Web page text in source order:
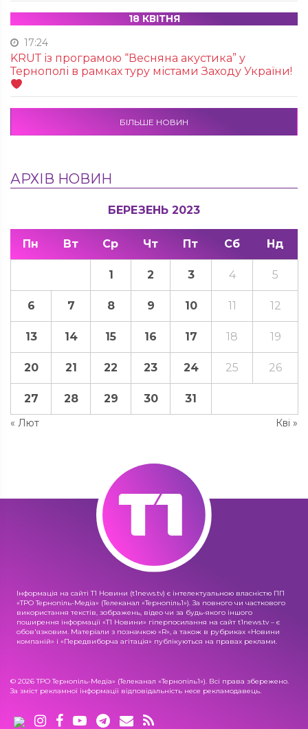
18 КВІТНЯ
17:24
KRUТ із програмою “Весняна акустика” у
Тернополі в рамках туру містами Заходу України!
БІЛЬШЕ НОВИН
АРХІВ НОВИН
БЕРЕЗЕНЬ 2023
Пн Вт Ср Чт Пт Сб Нд
« Лют Кві »
1 2 3 4 5
6 7 8 9 10 11 12
13 14 15 16 17 18 19
20 21 22 23 24 25 26
27 28 29 30 31
Інформація на сайті Т1 Новини (t1news.tv) є інтелектуальною власністю ПП
«ТРО Тернопіль-Медіа» (Телеканал «Тернопіль1»). За повного чи часткового
використання текстів, зображень, відео чи за будь-якого іншого
поширення інформації «Т1 Новини» гіперпосилання на сайт t1news.tv – є
обов'язковим. Матеріали з позначкою «R», а також в рубриках «Новини
компаній» і «Передвиборча агітація» публікуються на правах реклами.
© 2026 ТРО Тернопіль-Медіа» (Телеканал «Тернопіль1»). Всі права збережено.
За зміст рекламної інформації відповідальність несе рекламодавець.